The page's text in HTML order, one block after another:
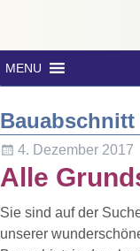
MENU
Bauabschnitt
4. Dezember 2017
Alle
Sie sind auf der
unserer